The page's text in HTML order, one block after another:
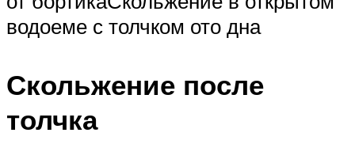
водоеме с толчком ото дна
Скольжение после
толчка